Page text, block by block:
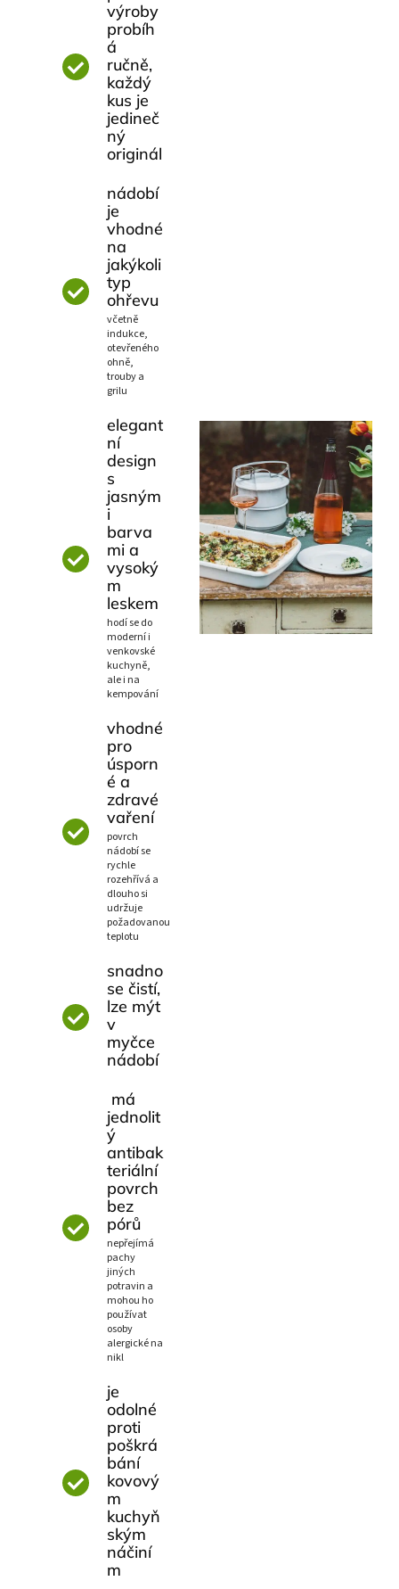
výroby
probíh
á
ručně,
každý
kus je
jedineč
ný
originál
nádobí
je
vhodné
na
jakýkoli
typ
ohřevu
včetně
indukce,
otevřeného
ohně,
trouby a
grilu
elegant
ní
design
s
jasným
i
barva
mi a
vysoký
m
leskem
hodí se do
moderní i
venkovské
kuchyně,
ale i na
kempování
vhodné
pro
úsporn
é a
zdravé
vaření
povrch
nádobí se
rychle
rozehřívá a
dlouho si
udržuje
požadovanou
teplotu
snadno
se čistí,
lze mýt
v
myčce
nádobí
má
jednolit
ý
antibak
teriální
povrch
bez
pórů
nepřejímá
pachy
jiných
potravin a
mohou ho
používat
osoby
alergické na
nikl
je
odolné
proti
poškrá
bání
kovový
m
kuchyň
ským
náčiní
m